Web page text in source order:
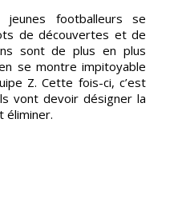
footballeurs se
de découvertes et de
sont de plus en plus
se montre impitoyable
Z. Cette fois-ci, c’est
vont devoir désigner la
éliminer.